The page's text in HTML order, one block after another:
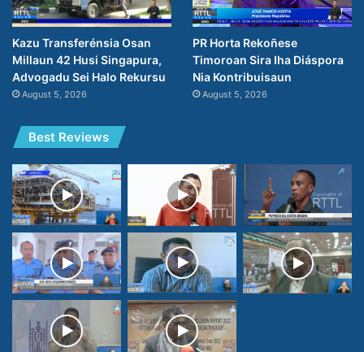
Kazu Transferénsia Osan
Millaun 42 Husi Singapura,
Advogadu Sei Halo Rekursu
August 5, 2026
PR Horta Rekoñese
Timoroan Sira Iha Diáspora
Nia Kontribuisaun
August 5, 2026
Best Reviews